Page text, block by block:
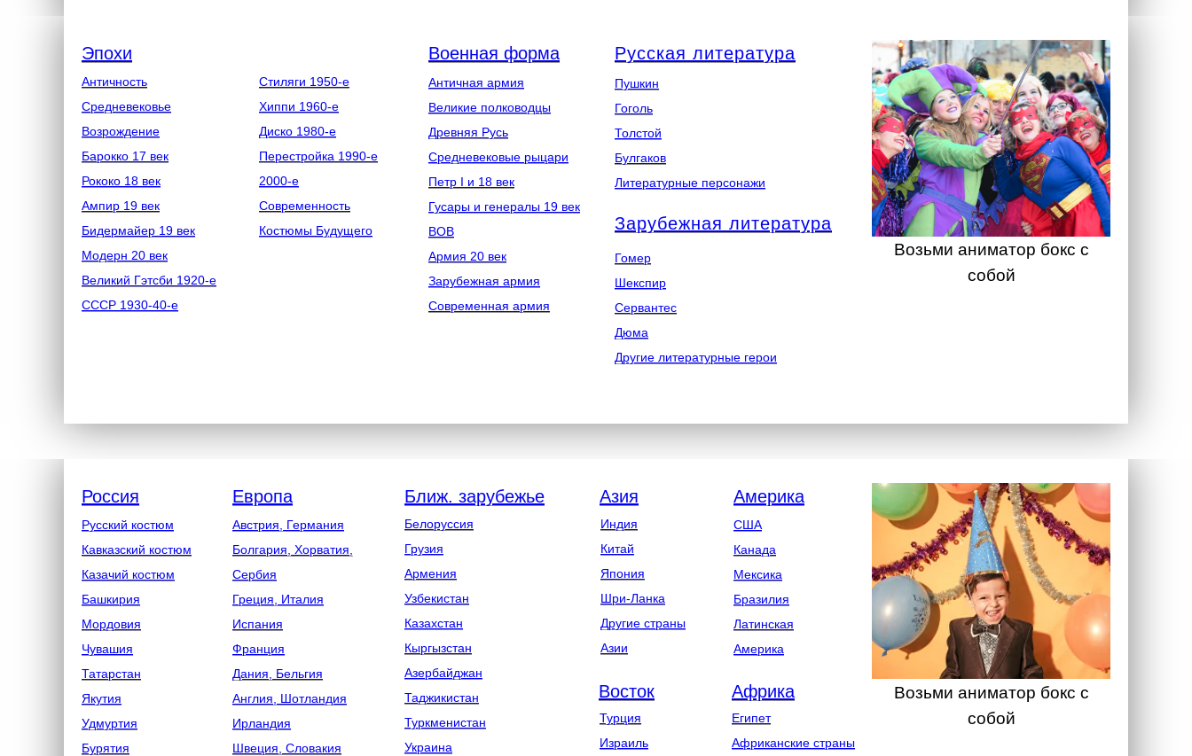
Античность
Средневековье
Возрождение
Барокко 17 век
Рококо 18 век
Ампир 19 век
Бидермайер 19 век
Модерн 20 век
Великий Гэтсби 1920-е
СССР 1930-40-е
Стиляги 1950-е
Хиппи 1960-е
Диско 1980-е
Перестройка 1990-е
2000-е
Современность
Костюмы Будущего
Эпохи
Античная армия
Великие полководцы
Древняя Русь
Средневековые рыцари
Петр I и 18 век
Гусары и генералы 19 век
ВОВ
Армия 20 век
Зарубежная армия
Современная армия
Военная форма Русская литература
Пушкин
Гоголь
Толстой
Булгаков
Литературные персонажи
Зарубежная литература
Гомер
Шекспир
Сервантес
Дюма
Другие литературные герои
Возьми аниматор бокс с
собой
Белоруссия
Грузия
Армения
Узбекистан
Казахстан
Кыргызстан
Азербайджан
Таджикистан
Туркменистан
Украина
Ближ. зарубежье
Египет
Африканские страны
Африка
США
Канада
Мексика
Бразилия
Латинская
Америка
Америка
Австрия, Германия
Болгария, Хорватия,
Сербия
Греция, Италия
Испания
Франция
Дания, Бельгия
Англия, Шотландия
Ирландия
Швеция, Словакия
Европа
Русский костюм
Кавказский костюм
Казачий костюм
Башкирия
Мордовия
Чувашия
Татарстан
Якутия
Удмуртия
Бурятия
Россия
Индия
Китай
Япония
Шри-Ланка
Другие страны
Азии
Азия
Восток
Турция
Израиль
Возьми аниматор бокс с
собой